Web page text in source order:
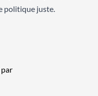
politique juste.